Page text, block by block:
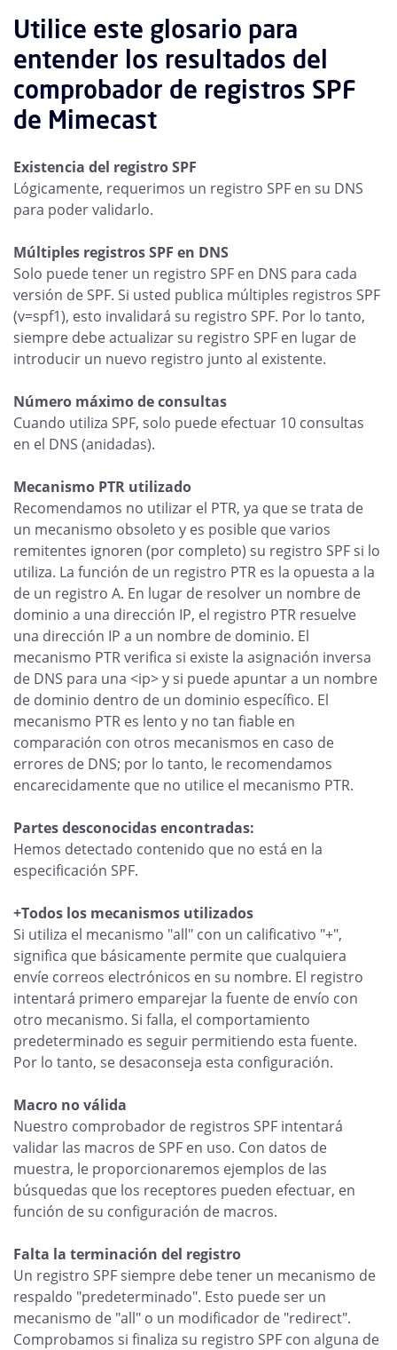
Utilice este glosario para
entender los resultados del
comprobador de registros SPF
de Mimecast
Existencia del registro SPF
Lógicamente, requerimos un registro SPF en su DNS
para poder validarlo.
Múltiples registros SPF en DNS
Solo puede tener un registro SPF en DNS para cada
versión de SPF. Si usted publica múltiples registros SPF
(v=spf1), esto invalidará su registro SPF. Por lo tanto,
siempre debe actualizar su registro SPF en lugar de
introducir un nuevo registro junto al existente.
Número máximo de consultas
Cuando utiliza SPF, solo puede efectuar 10 consultas
en el DNS (anidadas).
Mecanismo PTR utilizado
Recomendamos no utilizar el PTR, ya que se trata de
un mecanismo obsoleto y es posible que varios
remitentes ignoren (por completo) su registro SPF si lo
utiliza. La función de un registro PTR es la opuesta a la
de un registro A. En lugar de resolver un nombre de
dominio a una dirección IP, el registro PTR resuelve
una dirección IP a un nombre de dominio. El
mecanismo PTR verifica si existe la asignación inversa
de DNS para una <ip> y si puede apuntar a un nombre
de dominio dentro de un dominio específico. El
mecanismo PTR es lento y no tan fiable en
comparación con otros mecanismos en caso de
errores de DNS; por lo tanto, le recomendamos
encarecidamente que no utilice el mecanismo PTR.
Partes desconocidas encontradas:
Hemos detectado contenido que no está en la
especificación SPF.
+Todos los mecanismos utilizados
Si utiliza el mecanismo "all" con un calificativo "+",
significa que básicamente permite que cualquiera
envíe correos electrónicos en su nombre. El registro
intentará primero emparejar la fuente de envío con
otro mecanismo. Si falla, el comportamiento
predeterminado es seguir permitiendo esta fuente.
Por lo tanto, se desaconseja esta configuración.
Macro no válida
Nuestro comprobador de registros SPF intentará
validar las macros de SPF en uso. Con datos de
muestra, le proporcionaremos ejemplos de las
búsquedas que los receptores pueden efectuar, en
función de su configuración de macros.
Falta la terminación del registro
Un registro SPF siempre debe tener un mecanismo de
respaldo "predeterminado". Esto puede ser un
mecanismo de "all" o un modificador de "redirect".
Comprobamos si finaliza su registro SPF con alguna de